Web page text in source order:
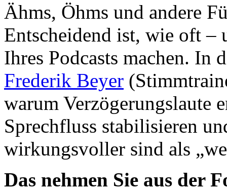
Ähms, Öhms und andere
Entscheidend ist, wie oft –
Ihres Podcasts machen. In
Frederik Beyer
warum Verzögerungslaute
Sprechfluss stabilisieren
wirkungsvoller sind als
Das nehmen Sie aus der